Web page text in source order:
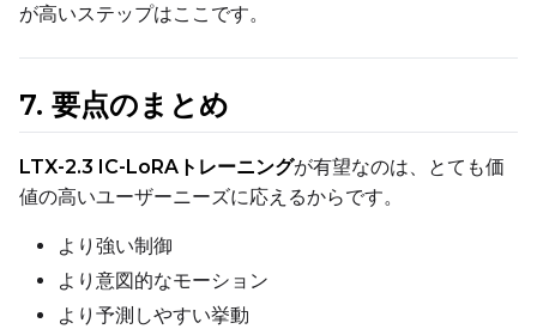
LoRA Scale
が高いステップはここです。
7. 要点のまとめ
LTX-2.3 IC-LoRAトレーニングが有望なのは、とても価
値の高いユーザーニーズに応えるからです。
より強い制御
より意図的なモーション
より予測しやすい挙動